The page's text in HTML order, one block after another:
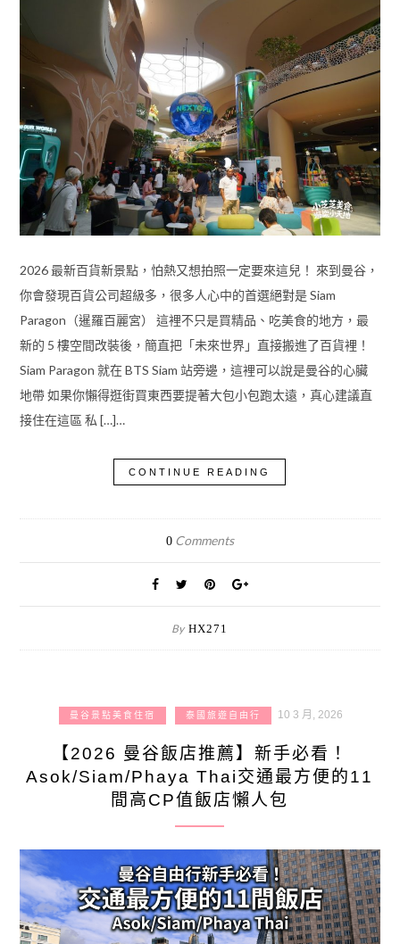
2026 最新百貨新景點，怕熱又想拍照一定要來這兒！ 來到曼谷，
你會發現百貨公司超級多，很多人心中的首選絕對是 Siam
Paragon（暹羅百麗宮） 這裡不只是買精品、吃美食的地方，最
新的 5 樓空間改裝後，簡直把「未來世界」直接搬進了百貨裡！
Siam Paragon 就在 BTS Siam 站旁邊，這裡可以說是曼谷的心臟
地帶 如果你懶得逛街買東西要提著大包小包跑太遠，真心建議直
接住在這區 私 […]…
CONTINUE READING
0Comments
By HX271
曼谷景點美食住宿 泰國旅遊自由行 10 3 月, 2026
【2026 曼谷飯店推薦】新手必看！
Asok/Siam/Phaya Thai交通最方便的11
間高CP值飯店懶人包